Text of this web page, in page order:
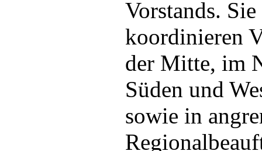
Vorstands.
koordinieren
der Mitte, im
Süden und
sowie in